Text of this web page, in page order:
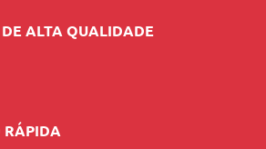
ALTA QUALIDADE
RÁPIDA